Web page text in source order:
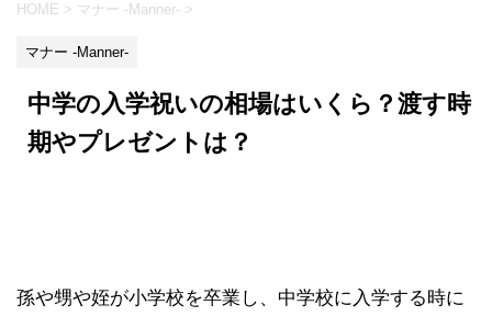
HOME > マナー -Manner- >
マナー -Manner-
中学の入学祝いの相場はいくら？渡す時
期やプレゼントは？
孫や甥や姪が小学校を卒業し、中学校に入学する時に